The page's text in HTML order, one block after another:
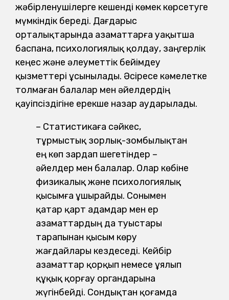
жәбірленушілерге кешенді көмек көрсетуге
мүмкіндік береді. Дағдарыс
орталықтарында азаматтарға уақытша
баспана, психологиялық қолдау, заңгерлік
кеңес және әлеуметтік бейімдеу
қызметтері ұсынылады. Әсіресе кәмелетке
толмаған балалар мен әйелдердің
қауіпсіздігіне ерекше назар аударылады.
– Статистикаға сәйкес,
тұрмыстық зорлық-зомбылықтан
ең көп зардап шегетіндер –
әйелдер мен балалар. Олар көбіне
физикалық және психологиялық
қысымға ұшырайды. Сонымен
қатар қарт адамдар мен ер
азаматтардың да туыстары
тарапынан қысым көру
жағдайлары кездеседі. Кейбір
азаматтар қорқып немесе ұялып
құқық қорғау органдарына
жүгінбейді. Сондықтан қоғамда